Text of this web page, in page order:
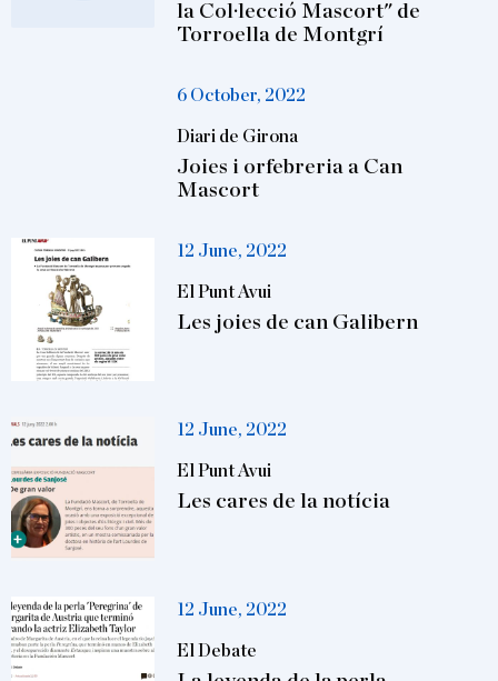
la Col·lecció Mascort" de
Torroella de Montgrí
6 October, 2022
Diari de Girona
Joies i orfebreria a Can
Mascort
12 June, 2022
El Punt Avui
Les joies de can Galibern
12 June, 2022
El Punt Avui
Les cares de la notícia
12 June, 2022
El Debate